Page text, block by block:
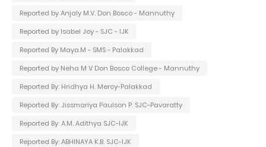
Reported by Anjaly M.V. Don Bosco - Mannuthy
Reported by Isabel Joy - SJC - IJK
Reported By Maya.M - SMS - Palakkad
Reported by Neha M V Don Bosco College - Mannuthy
Reported By: Hridhya H. Mercy-Palakkad
Reported By: Jissmariya Paulson P. SJC-Pavaratty
Reported By: A.M. Adithya SJC-IJK
Reported By: ABHINAYA K.B. SJC-IJK